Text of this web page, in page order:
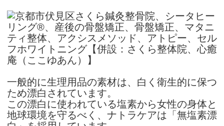
一般的に生理用品の素材は、白く衛生的に保つ
ため漂白されています。
この漂白に使われている塩素から女性の身体と
地球環境を守るべく、ナトラケアは「無塩素漂